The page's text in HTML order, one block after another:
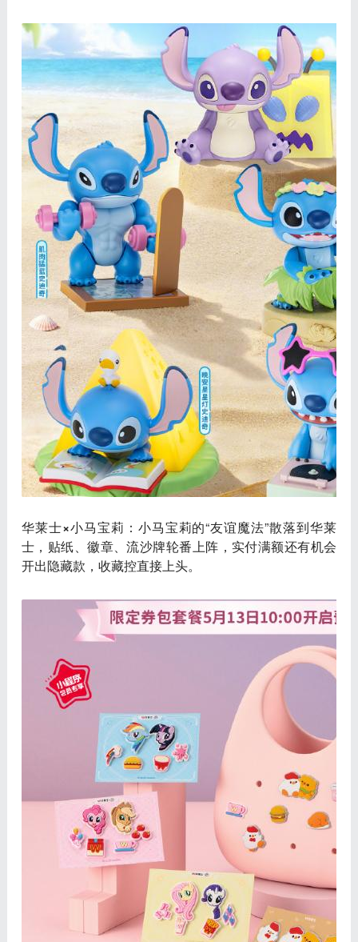
华莱士×小马宝莉 ：小马宝莉的“友谊魔法”散落到华莱
士，贴纸、徽章、流沙牌轮番上阵，实付满额还有机会
开出隐藏款，收藏控直接上头。